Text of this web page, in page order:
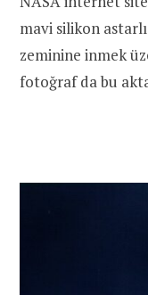
mavi silikon
zeminine inmek
fotoğraf da bu